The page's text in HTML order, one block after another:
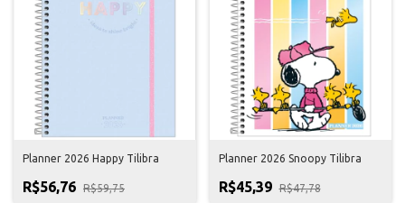
Planner 2026 Happy Tilibra
R$56,76 R$59,75
Planner 2026 Snoopy Tilibra
R$45,39 R$47,78